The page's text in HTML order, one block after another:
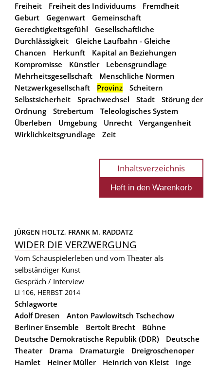
Freiheit
Freiheit des Individuums
Fremdheit
Geburt
Gegenwart
Gemeinschaft
Gerechtigkeitsgefühl
Gesellschaftliche
Durchlässigkeit
Gleiche Laufbahn - Gleiche
Chancen
Herkunft
Kapital an Beziehungen
Kompromisse
Künstler
Lebensgrundlage
Mehrheitsgesellschaft
Menschliche Normen
Netzwerkgesellschaft
Provinz
Scheitern
Selbstsicherheit
Sprachwechsel Stadt
Störung der
Ordnung
Strebertum
Teleologisches System
Überleben
Umgebung Unrecht
Vergangenheit
Wirklichkeitsgrundlage
Zeit
Inhaltsverzeichnis
JÜRGEN HOLTZ, FRANK M. RADDATZ
WIDER DIE VERZWERGUNG
Vom Schauspielerleben und vom Theater als
selbständiger Kunst
Gespräch / Interview
LI 106, HERBST 2014
Schlagworte
Adolf Dresen
Anton Pawlowitsch Tschechow
Berliner Ensemble
Bertolt Brecht
Bühne
Deutsche Demokratische Republik (DDR)
Deutsche
Theater
Drama Dramaturgie
Dreigroschenoper
Hamlet
Heiner Müller Heinrich von Kleist
Inge